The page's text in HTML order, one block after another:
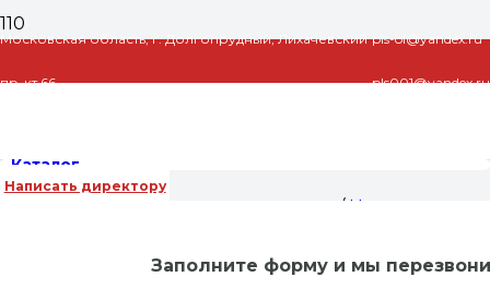
Московская область, г. Долгопрудный, Лихачевский
пр-кт 66
pls-ol@yandex.ru
pls001@yandex.ru
Каталог
Написать директору
Заполните форму и мы
/ Насосы
циркуляционный Wilo Star RS 25/8 (3-х